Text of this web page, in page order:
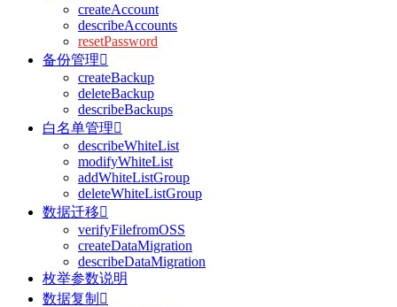
createAccount
describeAccounts
resetPassword
备份管理
createBackup
deleteBackup
describeBackups
白名单管理
describeWhiteList
modifyWhiteList
addWhiteListGroup
deleteWhiteListGroup
数据迁移
verifyFilefromOSS
createDataMigration
describeDataMigration
枚举参数说明
数据复制 